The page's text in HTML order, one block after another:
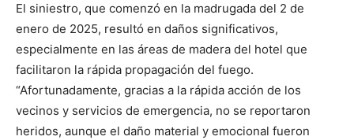
El siniestro, que comenzó en la madrugada del 2 de
enero de 2025, resultó en daños significativos,
especialmente en las áreas de madera del hotel que
facilitaron la rápida propagación del fuego.
“Afortunadamente, gracias a la rápida acción de los
vecinos y servicios de emergencia, no se reportaron
heridos, aunque el daño material y emocional fueron